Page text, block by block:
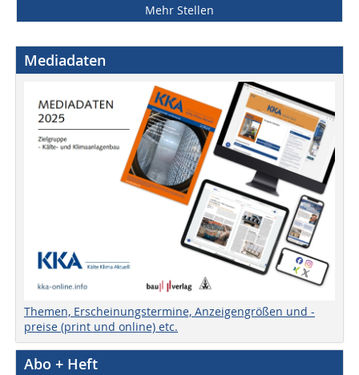
Mehr Stellen
Mediadaten
Themen, Erscheinungstermine, Anzeigengrößen und -
preise (print und online) etc.
Abo + Heft